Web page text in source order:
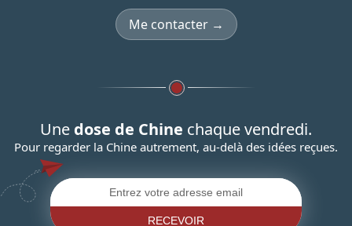
Me contacter →
Une dose de Chine chaque vendredi.
Pour regarder la Chine autrement, au-delà des idées reçues.
RECEVOIR